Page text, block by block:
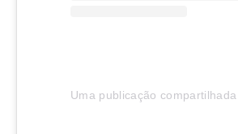
Uma publicação